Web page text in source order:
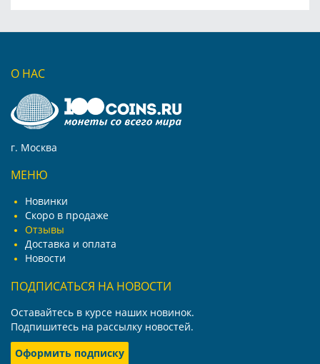
О НАС
г. Москва
МЕНЮ
Новинки
Скоро в продаже
Отзывы
Доставка и оплата
Новости
ПОДПИСАТЬСЯ НА НОВОСТИ
Оставайтесь в курсе наших новинок.
Подпишитесь на рассылку новостей.
Оформить подписку